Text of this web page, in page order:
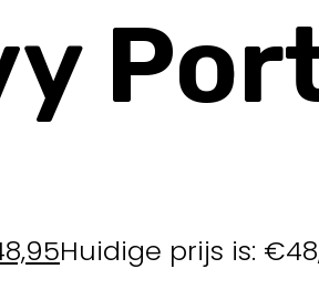
Huidige prijs is: